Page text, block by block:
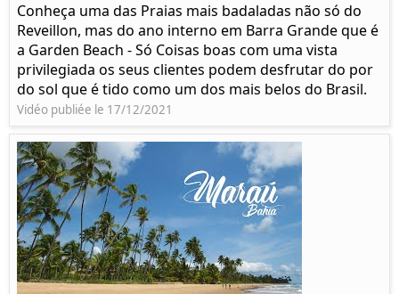
Conheça uma das Praias mais badaladas não só do
Reveillon, mas do ano interno em Barra Grande que é
a Garden Beach - Só Coisas boas com uma vista
privilegiada os seus clientes podem desfrutar do por
do sol que é tido como um dos mais belos do Brasil.
Vidéo publiée le 17/12/2021